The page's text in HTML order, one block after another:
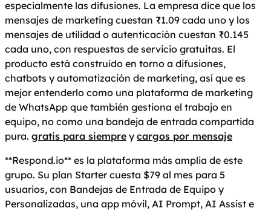
especialmente las difusiones. La empresa dice que los
mensajes de marketing cuestan ₹1.09 cada uno y los
mensajes de utilidad o autenticación cuestan ₹0.145
cada uno, con respuestas de servicio gratuitas. El
producto está construido en torno a difusiones,
chatbots y automatización de marketing, así que es
mejor entenderlo como una plataforma de marketing
de WhatsApp que también gestiona el trabajo en
equipo, no como una bandeja de entrada compartida
pura. gratis para siempre y cargos por mensaje
**Respond.io** es la plataforma más amplia de este
grupo. Su plan Starter cuesta $79 al mes para 5
usuarios, con Bandejas de Entrada de Equipo y
Personalizadas, una app móvil, AI Prompt, AI Assist e